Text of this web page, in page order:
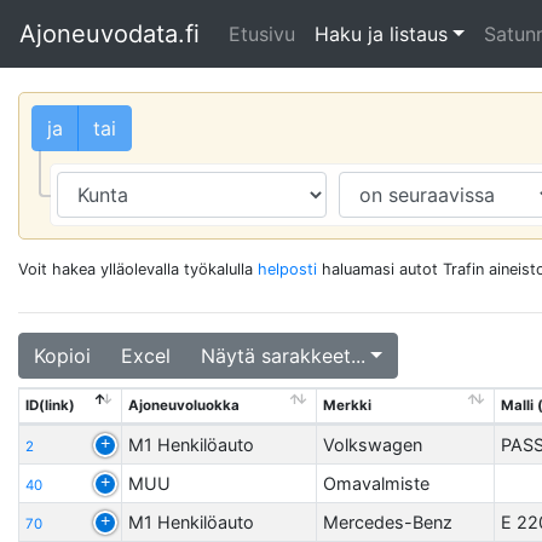
Ajoneuvodata.fi Etusivu Haku ja listaus
ja tai
Voit hakea ylläolevalla työkalulla helposti haluamasi autot Trafin
Kopioi Excel Näytä sarakkeet...
ID(link) Ajoneuvoluokka Merkki Malli
2 M1 Henkilöauto Volkswagen
40 MUU Omavalmiste
70 M1 Henkilöauto Mercedes-Benz E